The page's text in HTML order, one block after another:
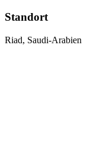
Standort
Riad, Saudi-Arabien